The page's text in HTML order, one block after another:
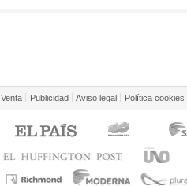
Venta Publicidad Aviso legal Política cookies